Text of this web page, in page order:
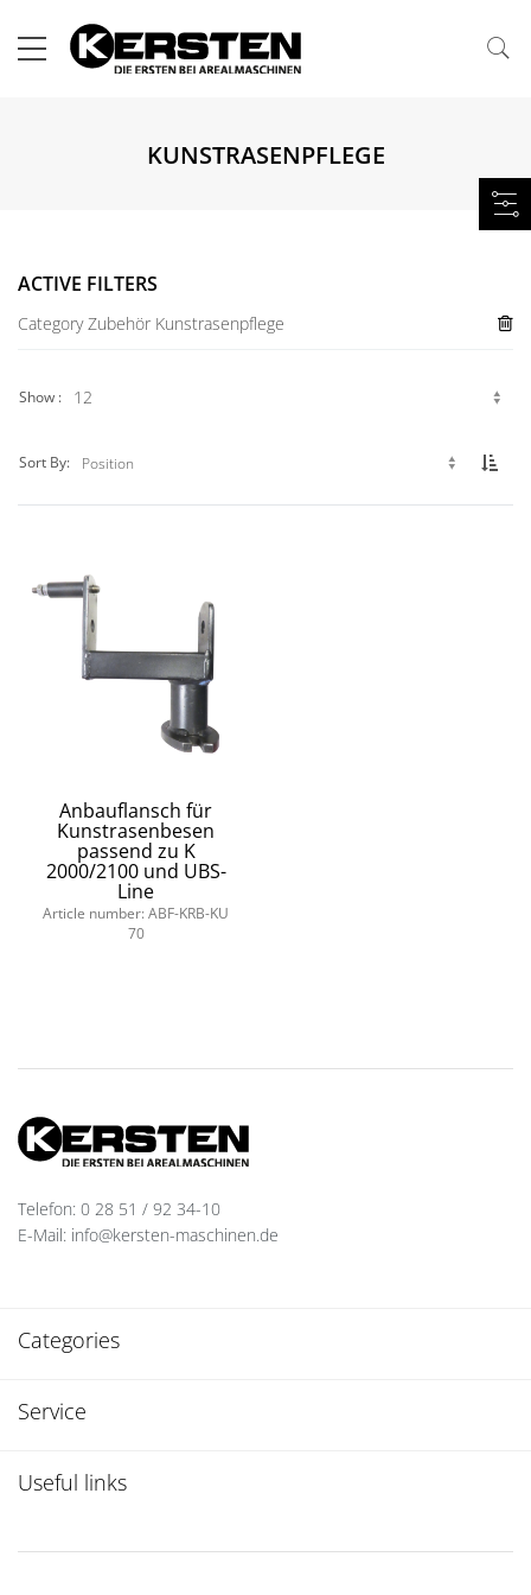
KUNSTRASENPFLEGE
ACTIVE FILTERS
Category Zubehör Kunstrasenpflege
Show
Sort By
Anbauflansch für
Kunstrasenbesen
passend zu K
2000/2100 und UBS-
Line
Article number: ABF-KRB-KU
70
Telefon: 0 28 51 / 92 34-10
E-Mail: info@kersten-maschinen.de
Categories
Service
Useful links